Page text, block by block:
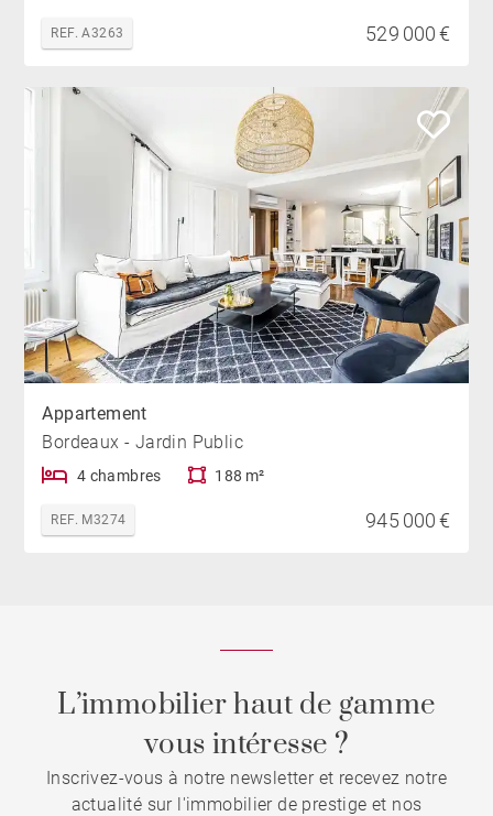
REF. A3263 529 000 €
Appartement
Bordeaux - Jardin Public
4 chambres 188 m²
REF. M3274 945 000 €
L’immobilier haut de gamme
vous intéresse ?
Inscrivez-vous à notre newsletter et recevez notre
actualité sur l'immobilier de prestige et nos